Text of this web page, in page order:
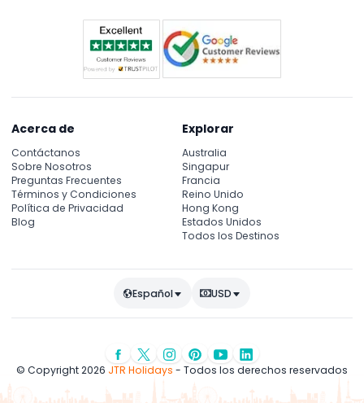
Acerca de
Contáctanos
Sobre Nosotros
Preguntas Frecuentes
Términos y Condiciones
Política de Privacidad
Blog
Explorar
Australia
Singapur
Francia
Reino Unido
Hong Kong
Estados Unidos
Todos los Destinos
Español USD
© Copyright 2026 JTR Holidays - Todos los derechos reservados